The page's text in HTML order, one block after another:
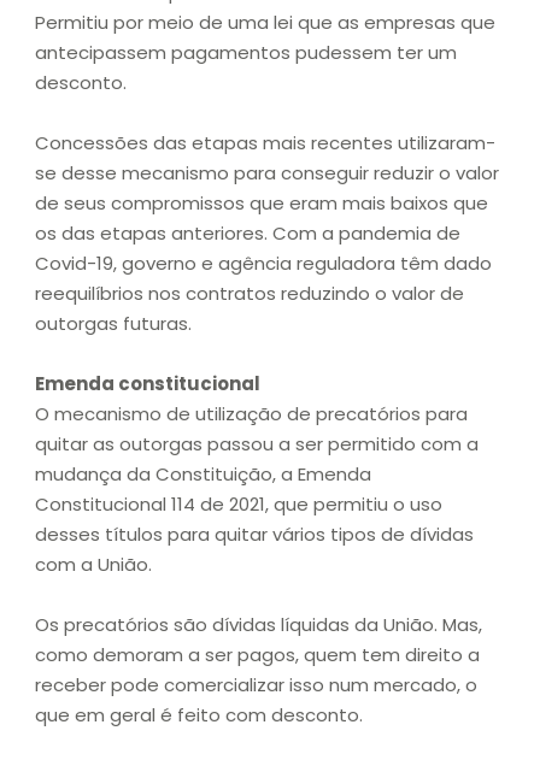
Permitiu por meio de uma lei que as empresas que
antecipassem pagamentos pudessem ter um
desconto.
Concessões das etapas mais recentes utilizaram-
se desse mecanismo para conseguir reduzir o valor
de seus compromissos que eram mais baixos que
os das etapas anteriores. Com a pandemia de
Covid-19, governo e agência reguladora têm dado
reequilíbrios nos contratos reduzindo o valor de
outorgas futuras.
Emenda constitucional
O mecanismo de utilização de precatórios para
quitar as outorgas passou a ser permitido com a
mudança da Constituição, a Emenda
Constitucional 114 de 2021, que permitiu o uso
desses títulos para quitar vários tipos de dívidas
com a União.
Os precatórios são dívidas líquidas da União. Mas,
como demoram a ser pagos, quem tem direito a
receber pode comercializar isso num mercado, o
que em geral é feito com desconto.